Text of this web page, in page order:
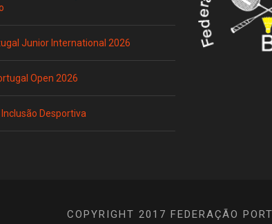
Junior International 2026
Open 2026
Desportiva
COPYRIGHT 2017 FEDERAÇÃO